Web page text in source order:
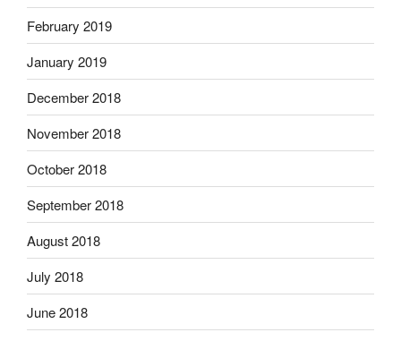
February 2019
January 2019
December 2018
November 2018
October 2018
September 2018
August 2018
July 2018
June 2018